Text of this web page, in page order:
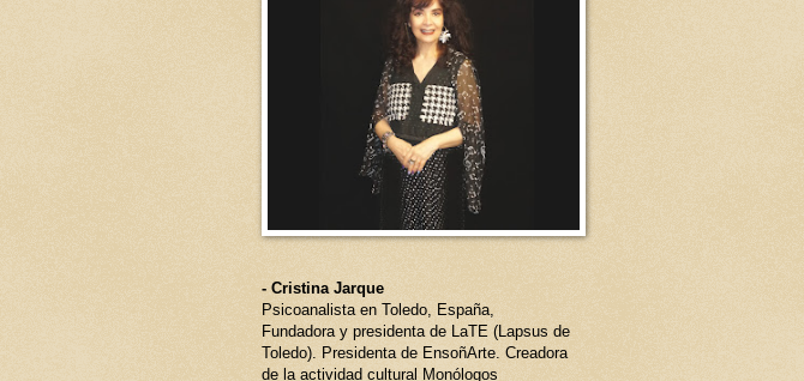
- Cristina Jarque
Psicoanalista en Toledo, España,
Fundadora y presidenta de LaTE (Lapsus de
Toledo). Presidenta de EnsoñArte. Creadora
de la actividad cultural Monólogos